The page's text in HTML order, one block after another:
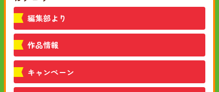
編集部より
作品情報
キャンペーン